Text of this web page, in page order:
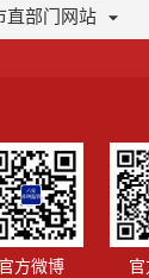
直部门网站
官方微博